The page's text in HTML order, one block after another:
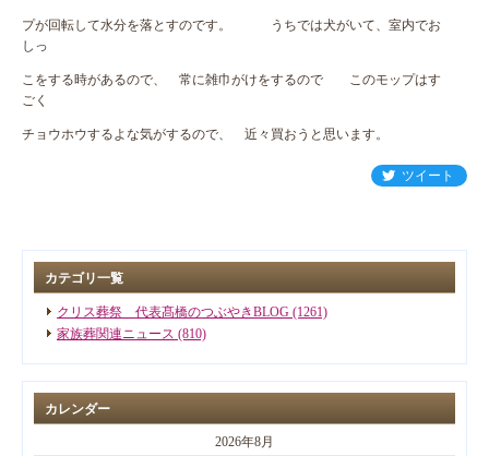
プが回転して水分を落とすのです。 うちでは犬がいて、室内でお
しっ
こをする時があるので、 常に雑巾がけをするので このモップはす
ごく
チョウホウするよな気がするので、 近々買おうと思います。
ツイート
カテゴリ一覧
クリス葬祭 代表髙橋のつぶやきBLOG (1261)
家族葬関連ニュース (810)
カレンダー
2026年8月